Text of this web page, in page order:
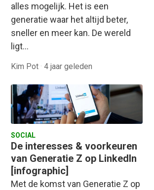
alles mogelijk. Het is een
generatie waar het altijd beter,
sneller en meer kan. De wereld
ligt…
Kim Pot · 4 jaar geleden
SOCIAL
De interesses & voorkeuren
van Generatie Z op LinkedIn
[infographic]
Met de komst van Generatie Z op